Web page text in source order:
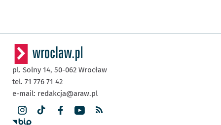
pl. Solny 14, 50-062 Wrocław
tel. 71 776 71 42
e-mail: redakcja@araw.pl